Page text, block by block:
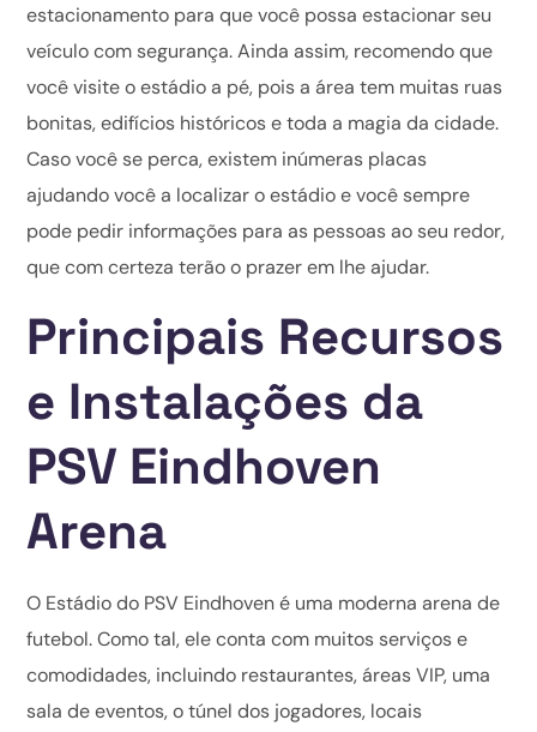
estacionamento para que você possa estacionar seu
veículo com segurança. Ainda assim, recomendo que
você visite o estádio a pé, pois a área tem muitas ruas
bonitas, edifícios históricos e toda a magia da cidade.
Caso você se perca, existem inúmeras placas
ajudando você a localizar o estádio e você sempre
pode pedir informações para as pessoas ao seu redor,
que com certeza terão o prazer em lhe ajudar.
Principais Recursos
e Instalações da
PSV Eindhoven
Arena
O Estádio do PSV Eindhoven é uma moderna arena de
futebol. Como tal, ele conta com muitos serviços e
comodidades, incluindo restaurantes, áreas VIP, uma
sala de eventos, o túnel dos jogadores, locais